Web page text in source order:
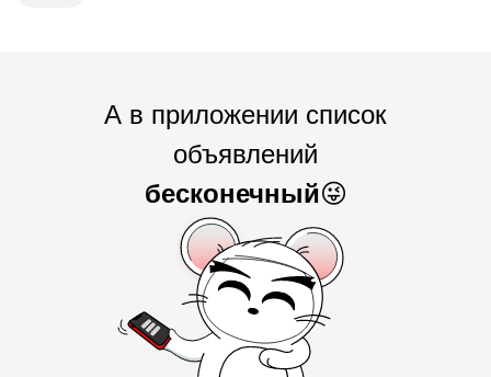
А в приложении список
объявлений
бесконечный😜